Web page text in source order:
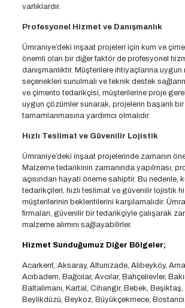
varlıklardır.
Profesyonel Hizmet ve Danışmanlık
Ümraniye’deki inşaat projeleri için kum ve
önemli olan bir diğer faktör de profesyonel
danışmanlıktır. Müşterilere ihtiyaçlarına
seçenekleri sunulmalı ve teknik destek
ve çimento tedarikçisi, müşterilerine proje
uygun çözümler sunarak, projelerin başarılı
tamamlanmasına yardımcı olmalıdır.
Hızlı Teslimat ve Güvenilir Lojistik
Ümraniye’deki inşaat projelerinde zamanın
Malzeme tedarikinin zamanında yapılması,
açısından hayati öneme sahiptir. Bu nedenle,
tedarikçileri, hızlı teslimat ve güvenilir lojistik
müşterilerinin beklentilerini karşılamalıdır.
firmaları, güvenilir bir tedarikçiyle çalışarak
malzeme alımını sağlayabilirler.
Hizmet Sunduğumuz Diğer Bölgeler;
Acarkent, Aksaray, Altunizade, Alibeyköy,
Acıbadem, Bağcılar, Avcılar, Bahçelievler,
Baltalimanı, Kartal, Cihangir, Bebek,
Beylikdüzü, Beykoz, Büyükçekmece, Bostancı,